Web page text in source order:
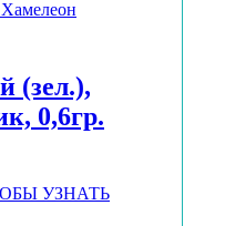
(зел.),
0,6гр.
УЗНАТЬ